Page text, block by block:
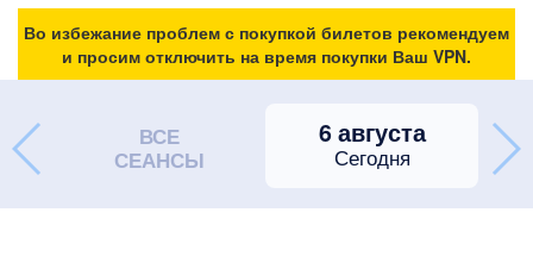
Во избежание проблем с покупкой билетов рекомендуем
и просим отключить на время покупки Ваш VPN.
ВСЕ
СЕАНСЫ
6 августа
Сегодня